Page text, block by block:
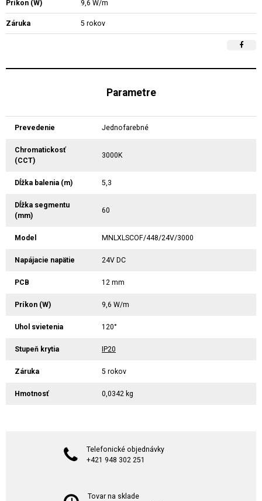
Príkon (W) 9,6 W/m
Záruka 5 rokov
Parametre
Prevedenie Jednofarebné
Chromatickosť
(CCT)
3000K
Dĺžka balenia (m) 5,3
Dĺžka segmentu
(mm)
60
Model MNLXLSCOF/448/24V/3000
Napájacie napätie 24V DC
PCB 12 mm
Príkon (W) 9,6 W/m
Uhol svietenia 120°
Stupeň krytia IP20
Záruka 5 rokov
Hmotnosť 0,0342 kg
Telefonické objednávky
+421 948 302 251
Tovar na sklade